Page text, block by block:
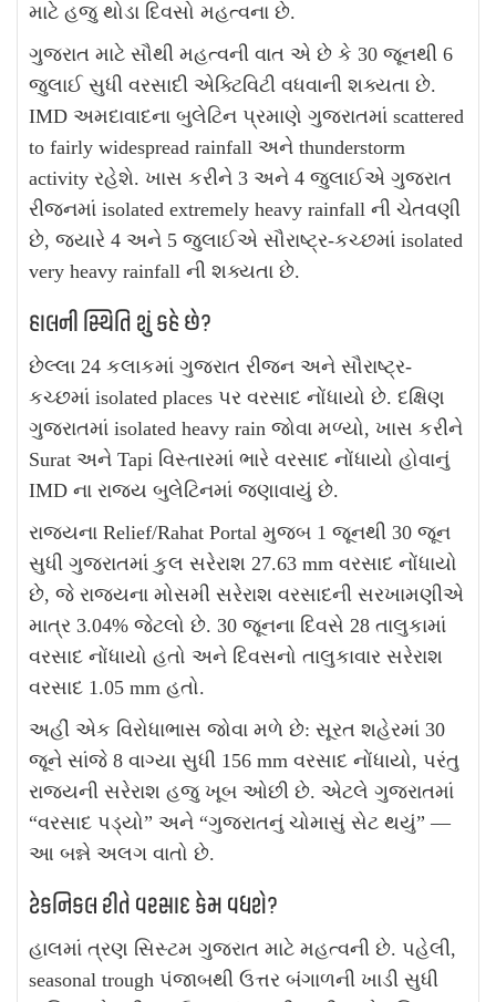
માટે હજુ થોડા દિવસો મહત્વના છે.
ગુજરાત માટે સૌથી મહત્વની વાત એ છે કે 30 જૂનથી 6
જુલાઈ સુધી વરસાદી એક્ટિવિટી વધવાની શક્યતા છે.
IMD અમદાવાદના બુલેટિન પ્રમાણે ગુજરાતમાં scattered
to fairly widespread rainfall અને thunderstorm
activity રહેશે. ખાસ કરીને 3 અને 4 જુલાઈએ ગુજરાત
રીજનમાં isolated extremely heavy rainfall ની ચેતવણી
છે, જ્યારે 4 અને 5 જુલાઈએ સૌરાષ્ટ્ર-કચ્છમાં isolated
very heavy rainfall ની શક્યતા છે.
હાલની સ્થિતિ શું કહે છે?
છેલ્લા 24 કલાકમાં ગુજરાત રીજન અને સૌરાષ્ટ્ર-
કચ્છમાં isolated places પર વરસાદ નોંધાયો છે. દક્ષિણ
ગુજરાતમાં isolated heavy rain જોવા મળ્યો, ખાસ કરીને
Surat અને Tapi વિસ્તારમાં ભારે વરસાદ નોંધાયો હોવાનું
IMD ના રાજ્ય બુલેટિનમાં જણાવાયું છે.
રાજ્યના Relief/Rahat Portal મુજબ 1 જૂનથી 30 જૂન
સુધી ગુજરાતમાં કુલ સરેરાશ 27.63 mm વરસાદ નોંધાયો
છે, જે રાજ્યના મોસમી સરેરાશ વરસાદની સરખામણીએ
માત્ર 3.04% જેટલો છે. 30 જૂનના દિવસે 28 તાલુકામાં
વરસાદ નોંધાયો હતો અને દિવસનો તાલુકાવાર સરેરાશ
વરસાદ 1.05 mm હતો.
અહીં એક વિરોધાભાસ જોવા મળે છે: સૂરત શહેરમાં 30
જૂને સાંજે 8 વાગ્યા સુધી 156 mm વરસાદ નોંધાયો, પરંતુ
રાજ્યની સરેરાશ હજુ ખૂબ ઓછી છે. એટલે ગુજરાતમાં
“વરસાદ પડ્યો” અને “ગુજરાતનું ચોમાસું સેટ થયું” —
આ બન્ને અલગ વાતો છે.
ટેકનિકલ રીતે વરસાદ કેમ વધશે?
હાલમાં ત્રણ સિસ્ટમ ગુજરાત માટે મહત્વની છે. પહેલી,
seasonal trough પંજાબથી ઉત્તર બંગાળની ખાડી સુધી